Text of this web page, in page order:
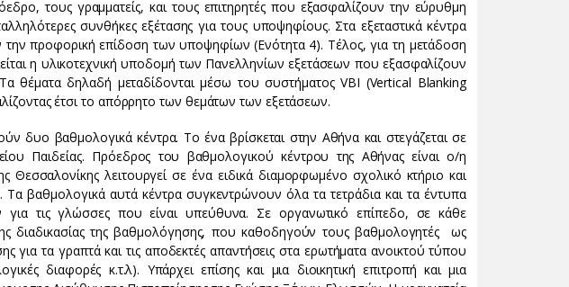
τους γραμματείς, και τους επιτηρητές που εξασφαλίζουν την εύρυθμη
συνθήκες εξέτασης για τους υποψηφίους. Στα εξεταστικά κέντρα
την προφορική επίδοση των υποψηφίων (Ενότητα 4). Τέλος, για τη μετάδοση
η υλικοτεχνική υποδομή των Πανελληνίων εξετάσεων που εξασφαλίζουν
θέματα δηλαδή μεταδίδονται μέσω του συστήματος VBI (Vertical Blanking
έτσι το απόρρητο των θεμάτων των εξετάσεων.
δυο βαθμολογικά κέντρα. Το ένα βρίσκεται στην Αθήνα και στεγάζεται σε
Παιδείας. Πρόεδρος του βαθμολογικού κέντρου της Αθήνας είναι ο/η
λειτουργεί σε ένα ειδικά διαμορφωμένο σχολικό κτήριο και
βαθμολογικά αυτά κέντρα συγκεντρώνουν όλα τα τετράδια και τα έντυπα
τις γλώσσες που είναι υπεύθυνα. Σε οργανωτικό επίπεδο, σε κάθε
διαδικασίας της βαθμολόγησης, που καθοδηγούν τους βαθμολογητές ως
για τα γραπτά και τις αποδεκτές απαντήσεις στα ερωτήματα ανοικτού τύπου
διαφορές κ.τ.λ). Υπάρχει επίσης και μια διοικητική επιτροπή και μια